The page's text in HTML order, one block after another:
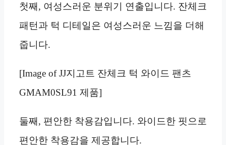
첫째, 여성스러운 분위기 연출입니다. 잔체크
패턴과 턱 디테일은 여성스러운 느낌을 더해
줍니다.
[Image of JJ지고트 잔체크 턱 와이드 팬츠
GMAM0SL91 제품]
둘째, 편안한 착용감입니다. 와이드한 핏으로
편안한 착용감을 제공합니다.